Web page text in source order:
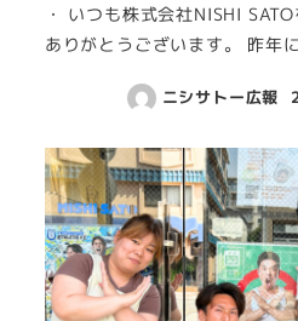
・ いつも株式会社NISHI
ありがとうございます。 昨
ニシサトー広報